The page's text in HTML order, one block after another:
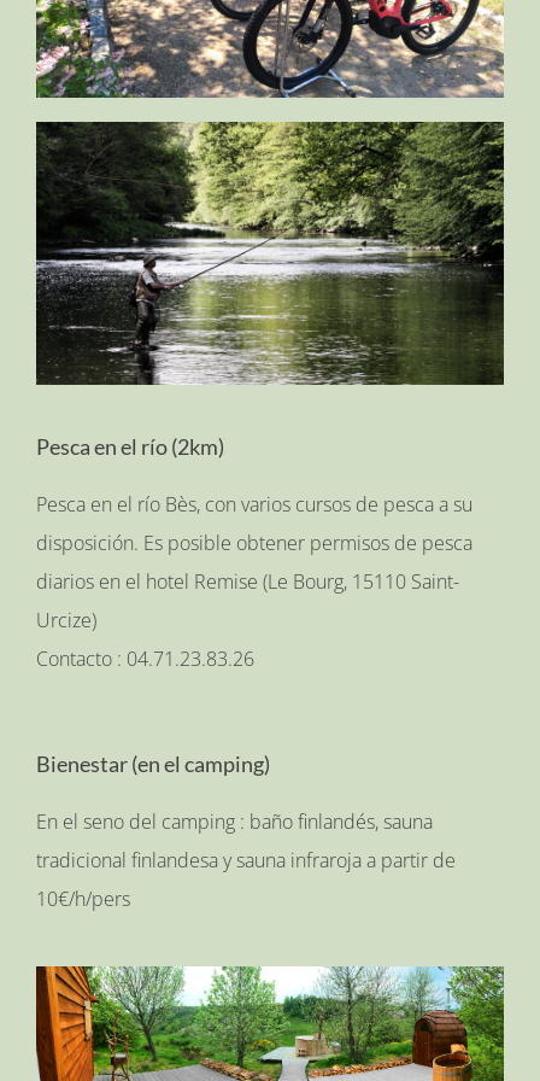
Pesca en el río (2km)
Pesca en el río Bès, con varios cursos de pesca a su
disposición. Es posible obtener permisos de pesca
diarios en el hotel Remise (Le Bourg, 15110 Saint-
Urcize)
Contacto : 04.71.23.83.26
Bienestar (en el camping)
En el seno del camping : baño finlandés, sauna
tradicional finlandesa y sauna infraroja a partir de
10€/h/pers